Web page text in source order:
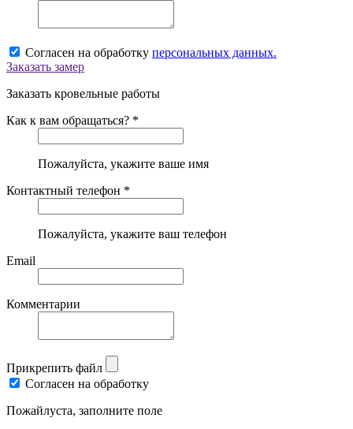
Согласен на обработку персональных данных.
Заказать замер
Заказать кровельные работы
Как к вам обращаться? *
Пожалуйста, укажите ваше имя
Контактный телефон *
Пожалуйста, укажите ваш телефон
Email
Комментарии
Прикрепить файл
Согласен на обработку
Пожайлуста, заполните поле